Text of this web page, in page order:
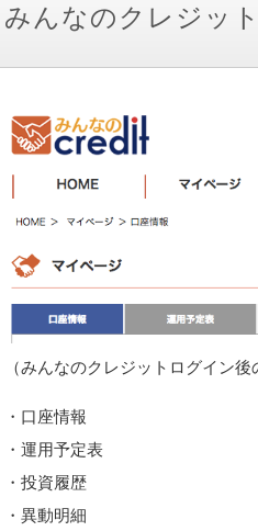
動みんなのクレジッ
（みんなのクレジットログイン後
・口座情報
・運用予定表
・投資履歴
・異動明細